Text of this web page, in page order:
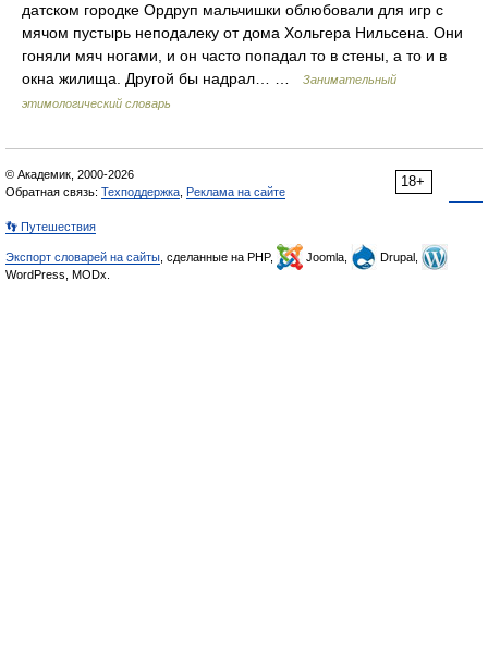
датском городке Ордруп мальчишки облюбовали для игр с
мячом пустырь неподалеку от дома Хольгера Нильсена. Они
гоняли мяч ногами, и он часто попадал то в стены, а то и в
окна жилища. Другой бы надрал… …
Занимательный
этимологический словарь
18+
© Академик, 2000-2026
Обратная связь: Техподдержка Реклама на сайте
👣 Путешествия
Экспорт словарей на сайты , сделанные на PHP, Joomla,
Drupal,
WordPress, MODx.